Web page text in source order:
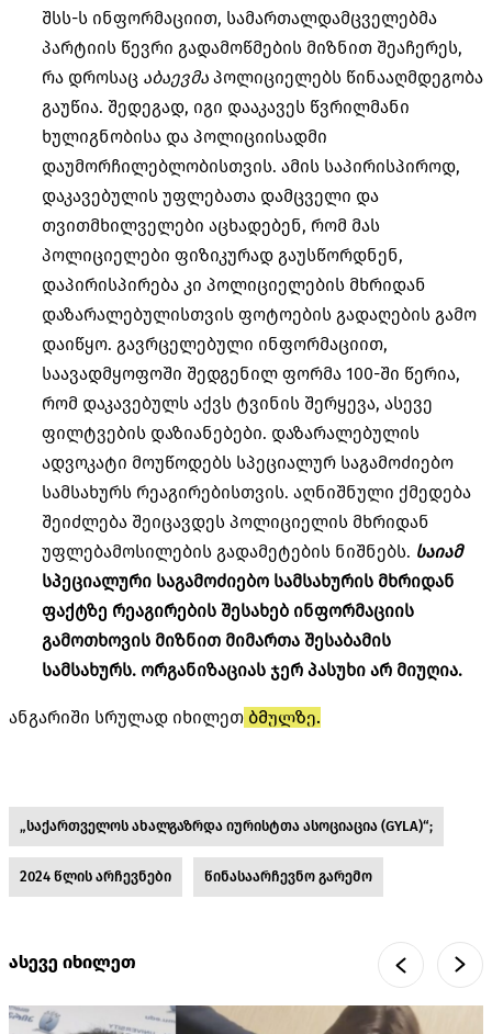
შსს-ს ინფორმაციით, სამართალდამცველებმა
პარტიის წევრი გადამოწმების მიზნით შეაჩერეს,
რა დროსაც აბაევმა პოლიციელებს წინააღმდეგობა
გაუწია. შედეგად, იგი დააკავეს წვრილმანი
ხულიგნობისა და პოლიციისადმი
დაუმორჩილებლობისთვის. ამის საპირისპიროდ,
დაკავებულის უფლებათა დამცველი და
თვითმხილველები აცხადებენ, რომ მას
პოლიციელები ფიზიკურად გაუსწორდნენ,
დაპირისპირება კი პოლიციელების მხრიდან
დაზარალებულისთვის ფოტოების გადაღების გამო
დაიწყო. გავრცელებული ინფორმაციით,
საავადმყოფოში შედგენილ ფორმა 100-ში წერია,
რომ დაკავებულს აქვს ტვინის შერყევა, ასევე
ფილტვების დაზიანებები. დაზარალებულის
ადვოკატი მოუწოდებს სპეციალურ საგამოძიებო
სამსახურს რეაგირებისთვის. აღნიშნული ქმედება
შეიძლება შეიცავდეს პოლიციელის მხრიდან
უფლებამოსილების გადამეტების ნიშნებს. საიამ
სპეციალური საგამოძიებო სამსახურის მხრიდან
ფაქტზე რეაგირების შესახებ ინფორმაციის
გამოთხოვის მიზნით მიმართა შესაბამის
სამსახურს. ორგანიზაციას ჯერ პასუხი არ მიუღია.
ანგარიში სრულად იხილეთ ბმულზე.
„საქართველოს ახალგაზრდა იურისტთა ასოციაცია (GYLA)“;
2024 წლის არჩევნები წინასაარჩევნო გარემო
ასევე იხილეთ